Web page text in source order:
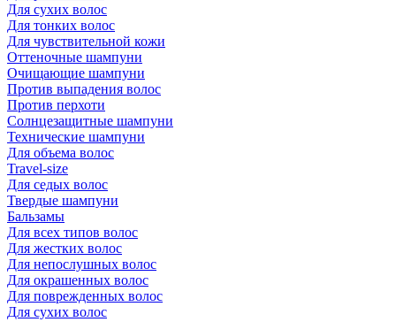
Для сухих волос
Для тонких волос
Для чувствительной кожи
Оттеночные шампуни
Очищающие шампуни
Против выпадения волос
Против перхоти
Солнцезащитные шампуни
Технические шампуни
Для объема волос
Travel-size
Для седых волос
Твердые шампуни
Бальзамы
Для всех типов волос
Для жестких волос
Для непослушных волос
Для окрашенных волос
Для поврежденных волос
Для сухих волос